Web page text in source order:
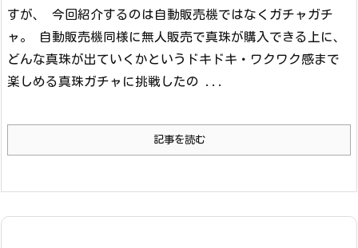
すが、 今回紹介するのは自動販売機ではなくガチャガチ
ャ。 自動販売機同様に無人販売で真珠が購入できる上に、
どんな真珠が出ていくかというドキドキ・ワクワク感まで
楽しめる真珠ガチャに挑戦したの ...
記事を読む